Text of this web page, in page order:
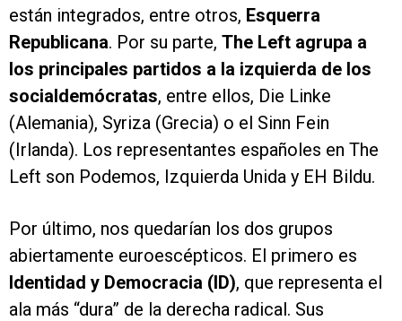
están integrados, entre otros, Esquerra
Republicana. Por su parte, The Left agrupa a
los principales partidos a la izquierda de los
socialdemócratas, entre ellos, Die Linke
(Alemania), Syriza (Grecia) o el Sinn Fein
(Irlanda). Los representantes españoles en The
Left son Podemos, Izquierda Unida y EH Bildu.
Por último, nos quedarían los dos grupos
abiertamente euroescépticos. El primero es
Identidad y Democracia (ID), que representa el
ala más “dura” de la derecha radical. Sus